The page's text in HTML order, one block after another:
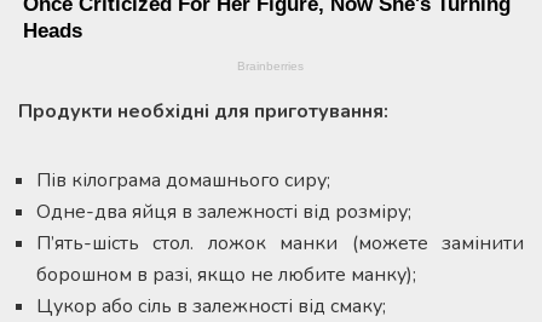
Продукти необхідні для приготування:
Пів кілограма домашнього сиру;
Одне-два яйця в залежності від розміру;
П’ять-шість стол. ложок манки (можете замінити
борошном в разі, якщо не любите манку);
Цукор або сіль в залежності від смаку;